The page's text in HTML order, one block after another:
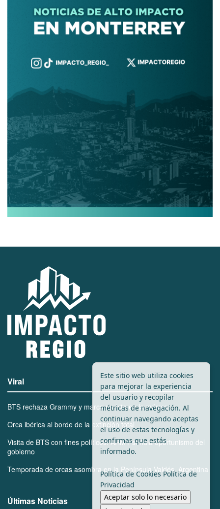
Viral
BTS rechaza Grammy y marca un hito en la música
Orca ibérica al borde de la extinción total
Visita de BTS con fines políticos: ARMY señala oportunismo del
gobierno
Temporada de orcas asombra en la Península Valdés, Argentina
Últimas Noticias
Este sitio web utiliza cookies
para mejorar la experiencia
del usuario y recopilar
métricas de navegación. Al
continuar navegando aceptas
el uso de estas tecnologías y
confirmas que estás
informado.
Política de Cookies Política de
Privacidad
Aceptar solo lo necesario